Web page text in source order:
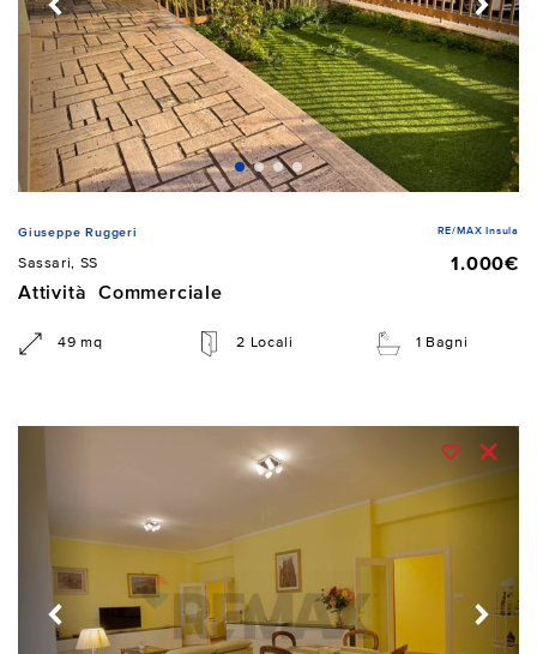
Giuseppe Ruggeri RE/MAX Insula
Sassari, SS
1.000€
Attività Commerciale
49 mq 2 Locali 1 Bagni